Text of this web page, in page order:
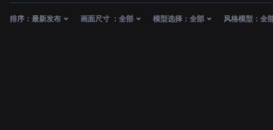
排序： 最新发布 画面尺寸 ： 全部 模型选择： 全部 风格模型： 全